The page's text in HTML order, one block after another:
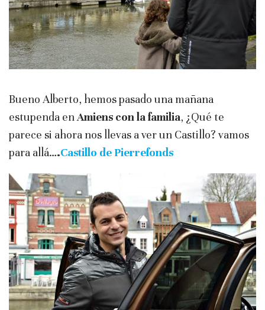
Bueno Alberto, hemos pasado una mañana
estupenda enAmiens con la familia, ¿Qué te
parece si ahora nos llevas a ver un Castillo? vamos
para allá….Castillo de Pierrefonds